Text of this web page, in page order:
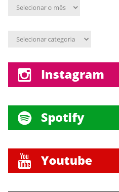
Arquivo
Assunto
Instagram
Spotify
Youtube